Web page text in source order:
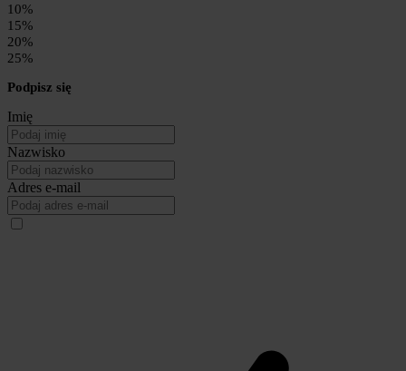
10%
15%
20%
25%
Podpisz się
Imię
Nazwisko
Adres e-mail